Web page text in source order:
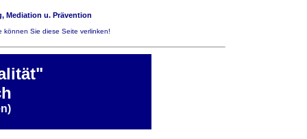
Mediation u. Prävention
können Sie diese Seite verlinken!